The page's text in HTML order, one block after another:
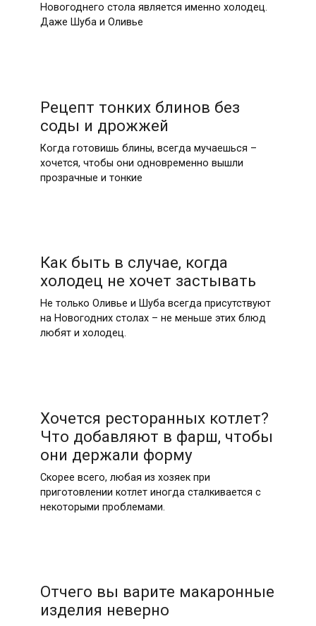
Новогоднего стола является именно холодец.
Даже Шуба и Оливье
Рецепт тонких блинов без
соды и дрожжей
Когда готовишь блины, всегда мучаешься –
хочется, чтобы они одновременно вышли
прозрачные и тонкие
Как быть в случае, когда
холодец не хочет застывать
Не только Оливье и Шуба всегда присутствуют
на Новогодних столах – не меньше этих блюд
любят и холодец.
Хочется ресторанных котлет?
Что добавляют в фарш, чтобы
они держали форму
Скорее всего, любая из хозяек при
приготовлении котлет иногда сталкивается с
некоторыми проблемами.
Отчего вы варите макаронные
изделия неверно